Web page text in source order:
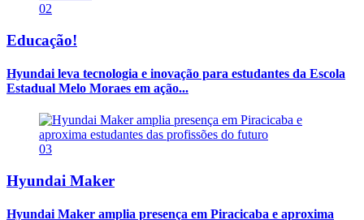
02
Educação!
Hyundai leva tecnologia e inovação para estudantes da Escola
Estadual Melo Moraes em ação...
03
Hyundai Maker
Hyundai Maker amplia presença em Piracicaba e aproxima